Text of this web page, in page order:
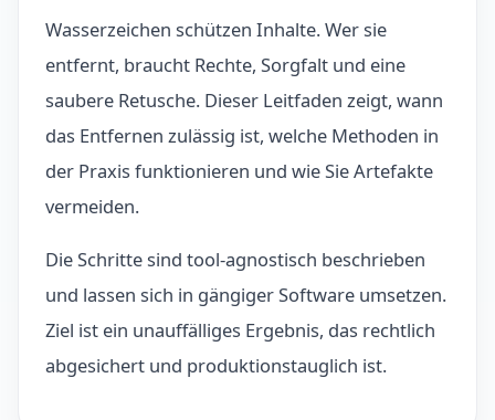
Wasserzeichen schützen Inhalte. Wer sie
entfernt, braucht Rechte, Sorgfalt und eine
saubere Retusche. Dieser Leitfaden zeigt, wann
das Entfernen zulässig ist, welche Methoden in
der Praxis funktionieren und wie Sie Artefakte
vermeiden.
Die Schritte sind tool-agnostisch beschrieben
und lassen sich in gängiger Software umsetzen.
Ziel ist ein unauffälliges Ergebnis, das rechtlich
abgesichert und produktionstauglich ist.